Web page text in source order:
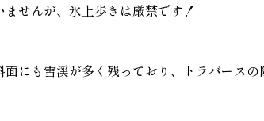
せんが、氷上歩きは厳禁です！
にも雪渓が多く残っており、トラバース